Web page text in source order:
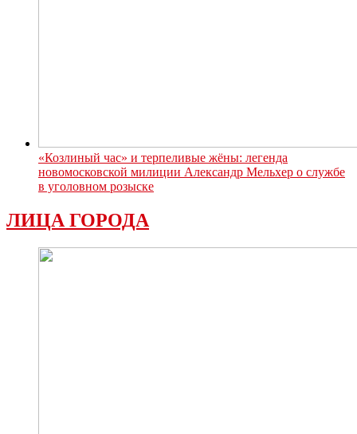
«Козлиный час» и терпеливые жёны: легенда
новомосковской милиции Александр Мельхер о службе
в уголовном розыске
ЛИЦА ГОРОДА